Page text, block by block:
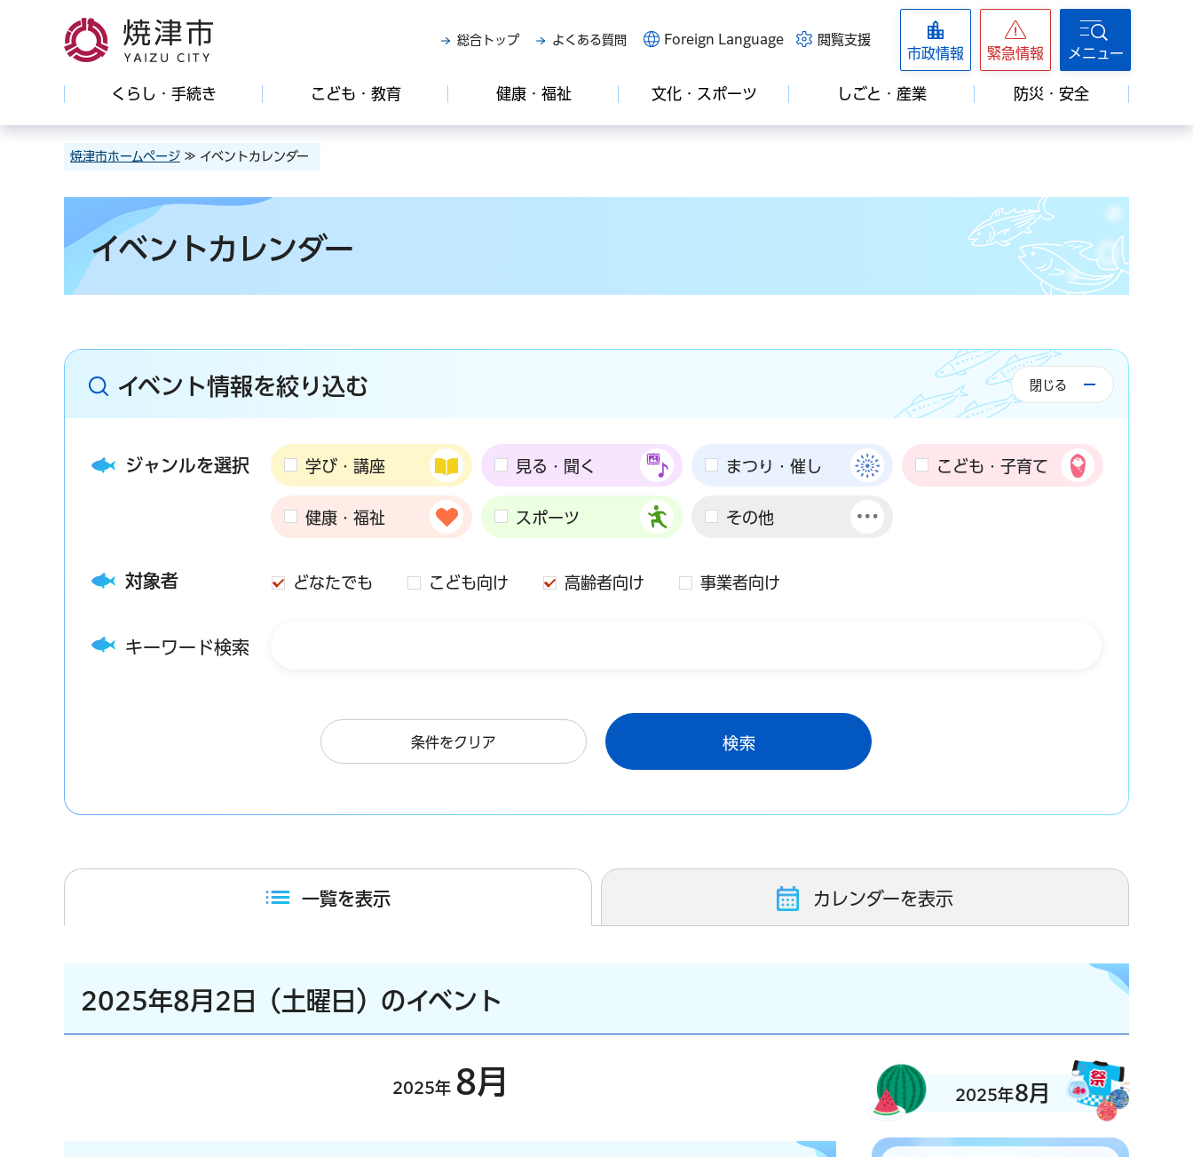
焼津市
総合トップ よくある質問 Foreign Language 閲覧支援
市政情報 緊急情報 メニュー
くらし・手続き こども・教育 健康・福祉 文化・スポーツ しごと・産業 防災・安全
焼津市ホームページ ≫ イベントカレンダー
イベントカレンダー
イベント情報を絞り込む 閉じる
ジャンルを選択 学び・講座 見る・聞く まつり・催し こども・子育て
健康・福祉 スポーツ その他
対象者 どなたでも こども向け 高齢者向け 事業者向け
キーワード検索
条件をクリア
一覧を表示 カレンダーを表示
2025年8月2日（土曜日）のイベント
2025年 8月 2025年8月